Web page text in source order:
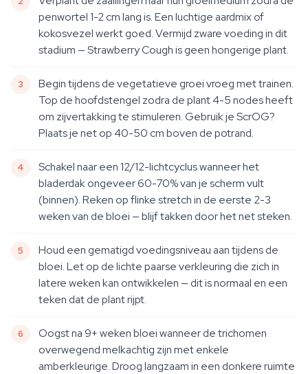
penwortel 1-2 cm lang is. Een luchtige aardmix of
kokosvezel werkt goed. Vermijd zware voeding in dit
stadium — Strawberry Cough is geen hongerige plant.
Begin tijdens de vegetatieve groei vroeg met trainen.
Top de hoofdstengel zodra de plant 4-5 nodes heeft
om zijvertakking te stimuleren. Gebruik je ScrOG?
Plaats je net op 40-50 cm boven de potrand.
Schakel naar een 12/12-lichtcyclus wanneer het
bladerdak ongeveer 60-70% van je scherm vult
(binnen). Reken op flinke stretch in de eerste 2-3
weken van de bloei — blijf takken door het net steken.
Houd een gematigd voedingsniveau aan tijdens de
bloei. Let op de lichte paarse verkleuring die zich in
latere weken kan ontwikkelen — dit is normaal en een
teken dat de plant rijpt.
Oogst na 9+ weken bloei wanneer de trichomen
overwegend melkachtig zijn met enkele
amberkleurige. Droog langzaam in een donkere ruimte